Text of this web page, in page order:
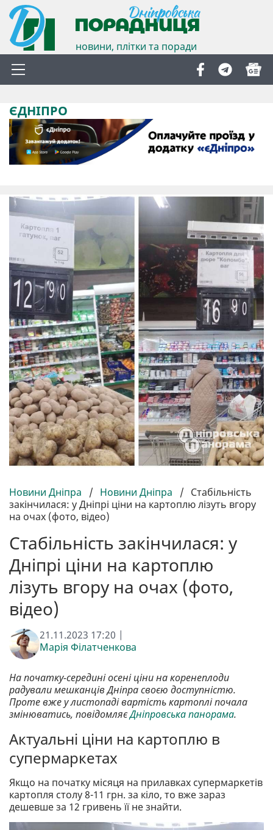
новини, плітки та поради
ЄДНІПРО
Новини Дніпра / Новини Дніпра / Стабільність
закінчилася: у Дніпрі ціни на картоплю лізуть вгору
на очах (фото, відео)
Стабільність закінчилася: у
Дніпрі ціни на картоплю
лізуть вгору на очах (фото,
відео)
21.11.2023 17:20 |
Марія Філатченкова
На початку-середині осені ціни на коренеплоди
радували мешканців Дніпра своєю доступністю.
Проте вже у листопаді вартість картоплі почала
змінюватись, повідомляєДніпровська панорама.
Актуальні ціни на картоплю в
супермаркетах
Якщо на початку місяця на прилавках супермаркетів
картопля столу 8-11 грн. за кіло, то вже зараз
дешевше за 12 гривень її не знайти.